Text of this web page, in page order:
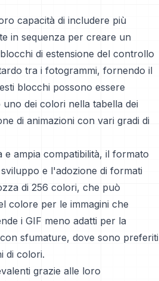
capacità di includere più
in sequenza per creare un
di estensione del controllo
tra i fotogrammi, fornendo il
blocchi possono essere
dei colori nella tabella dei
di animazioni con vari gradi di
ampia compatibilità, il formato
e l'adozione di formati
di 256 colori, che può
colore per le immagini che
i GIF meno adatti per la
sfumature, dove sono preferiti
di colori.
grazie alle loro